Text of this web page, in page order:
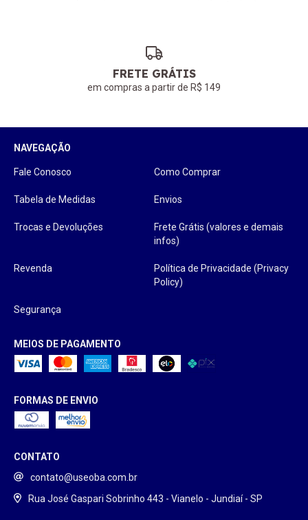
FRETE GRÁTIS
em compras a partir de R$ 149
NAVEGAÇÃO
Fale Conosco Como Comprar
Tabela de Medidas Envios
Trocas e Devoluções
Frete Grátis (valores e demais
infos)
Revenda
Política de Privacidade (Privacy
Policy)
Segurança
MEIOS DE PAGAMENTO
FORMAS DE ENVIO
CONTATO
contato@useoba.com.br
Rua José Gaspari Sobrinho 443 - Vianelo - Jundiaí - SP